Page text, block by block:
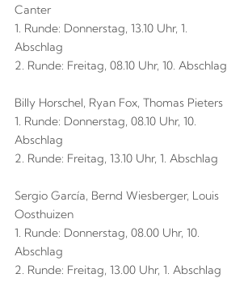
Canter
1. Runde: Donnerstag, 13.10 Uhr, 1.
Abschlag
2. Runde: Freitag, 08.10 Uhr, 10. Abschlag
Billy Horschel, Ryan Fox, Thomas Pieters
1. Runde: Donnerstag, 08.10 Uhr, 10.
Abschlag
2. Runde: Freitag, 13.10 Uhr, 1. Abschlag
Sergio García, Bernd Wiesberger, Louis
Oosthuizen
1. Runde: Donnerstag, 08.00 Uhr, 10.
Abschlag
2. Runde: Freitag, 13.00 Uhr, 1. Abschlag